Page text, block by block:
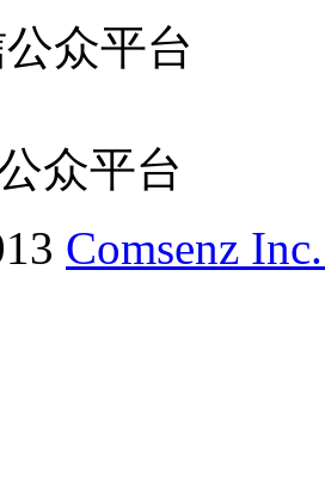
众平台
众平台
Comsenz